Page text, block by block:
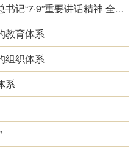
讲话精神 全面推动机关党建高质量发展
教育体系
组织体系
系